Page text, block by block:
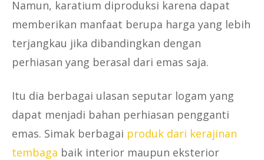
Namun, karatium diproduksi karena dapat
memberikan manfaat berupa harga yang lebih
terjangkau jika dibandingkan dengan
perhiasan yang berasal dari emas saja.
Itu dia berbagai ulasan seputar logam yang
dapat menjadi bahan perhiasan pengganti
emas. Simak berbagai produk dari kerajinan
tembaga baik interior maupun eksterior